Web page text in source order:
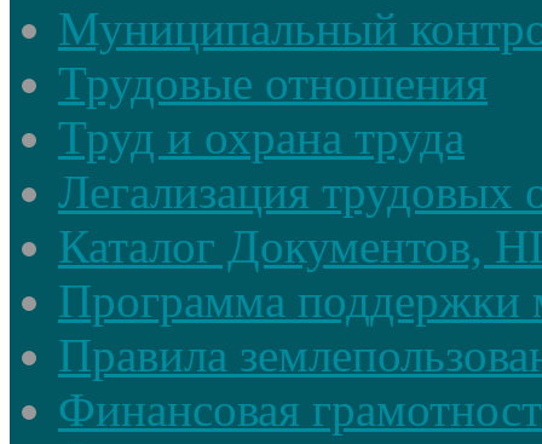
Муниципальный
Трудовые отношения
Труд и охрана труда
Легализация трудовых
Каталог Документов,
Программа поддержки
Правила
Финансовая